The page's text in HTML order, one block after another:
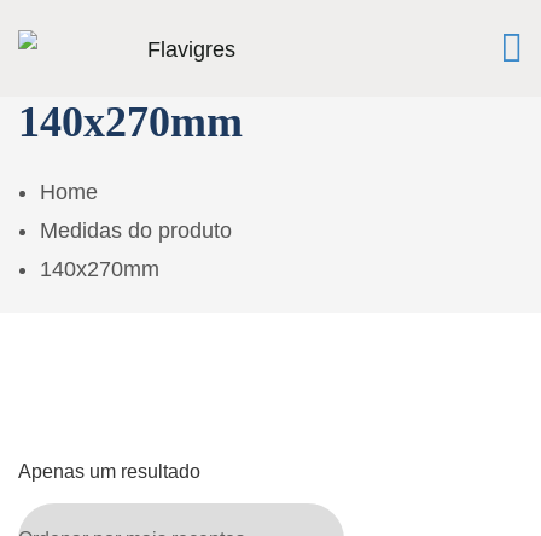
140x270mm
Home
Medidas do produto
140x270mm
Apenas um resultado